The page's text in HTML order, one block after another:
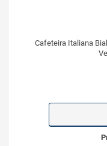
Cafeteira Italiana